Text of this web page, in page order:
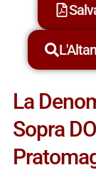
La
Sopra